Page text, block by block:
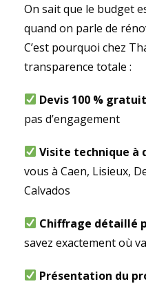
On sait que le budget
quand on parle de
C’est pourquoi chez
transparence totale :
Devis 100 % gratuit
pas d’engagement
Visite technique à
vous à Caen, Lisieux,
Calvados
Chiffrage détaillé
savez exactement où
Présentation du